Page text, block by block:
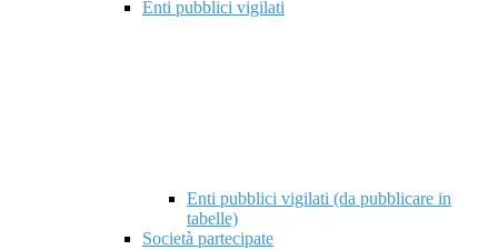
Enti pubblici vigilati
Enti pubblici vigilati (da pubblicare in
tabelle)
Società partecipate